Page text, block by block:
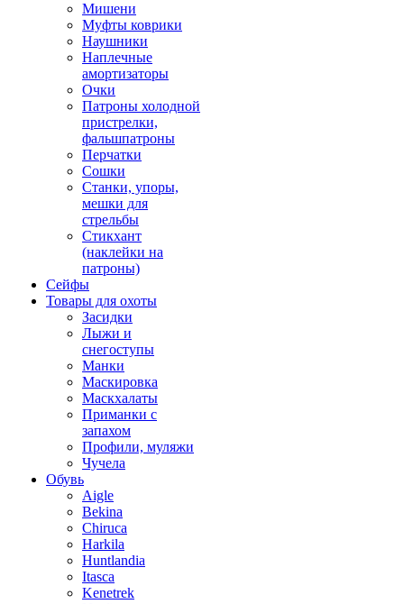
Мишени
Муфты коврики
Наушники
Наплечные
амортизаторы
Очки
Патроны холодной
пристрелки,
фальшпатроны
Перчатки
Сошки
Станки, упоры,
мешки для
стрельбы
Стикхант
(наклейки на
патроны)
Сейфы
Товары для охоты
Засидки
Лыжи и
снегоступы
Манки
Маскировка
Маскхалаты
Приманки с
запахом
Профили, муляжи
Чучела
Обувь
Aigle
Bekina
Chiruсa
Harkila
Huntlandia
Itasca
Kenetrek